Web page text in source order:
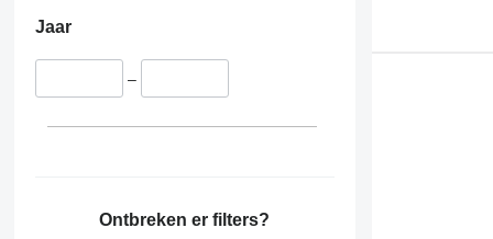
Jaar
–
Ontbreken er filters?